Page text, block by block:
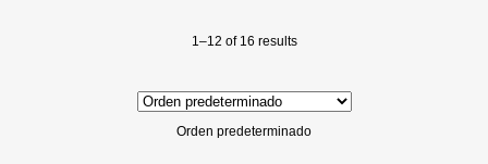
1–12 of 16 results
Orden predeterminado